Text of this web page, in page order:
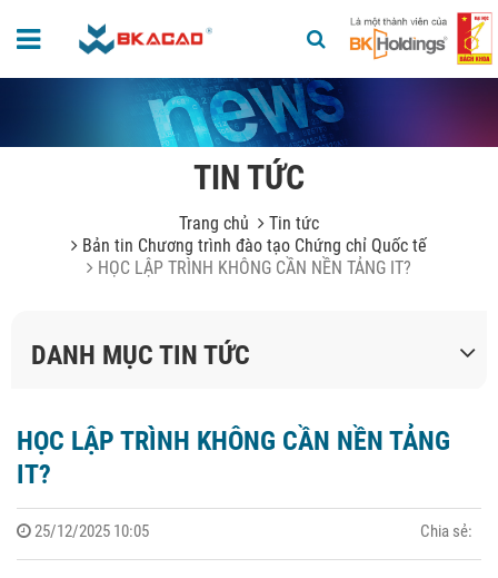
TIN TỨC
Trang chủ
Tin tức
Bản tin Chương trình đào tạo Chứng chỉ Quốc tế
HỌC LẬP TRÌNH KHÔNG CẦN NỀN TẢNG IT?
DANH MỤC TIN TỨC
HỌC LẬP TRÌNH KHÔNG CẦN NỀN TẢNG
IT?
25/12/2025 10:05 Chia sẻ: